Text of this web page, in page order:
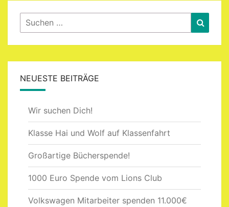
Suchen
nach:
NEUESTE BEITRÄGE
Wir suchen Dich!
Klasse Hai und Wolf auf Klassenfahrt
Großartige Bücherspende!
1000 Euro Spende vom Lions Club
Volkswagen Mitarbeiter spenden 11.000€